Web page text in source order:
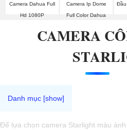
Camera Dahua Full
Hd 1080P
Camera Ip Dome
Full Color Dahua
Đầu
CAMERA
Để lựa chọn camera Starlight màu